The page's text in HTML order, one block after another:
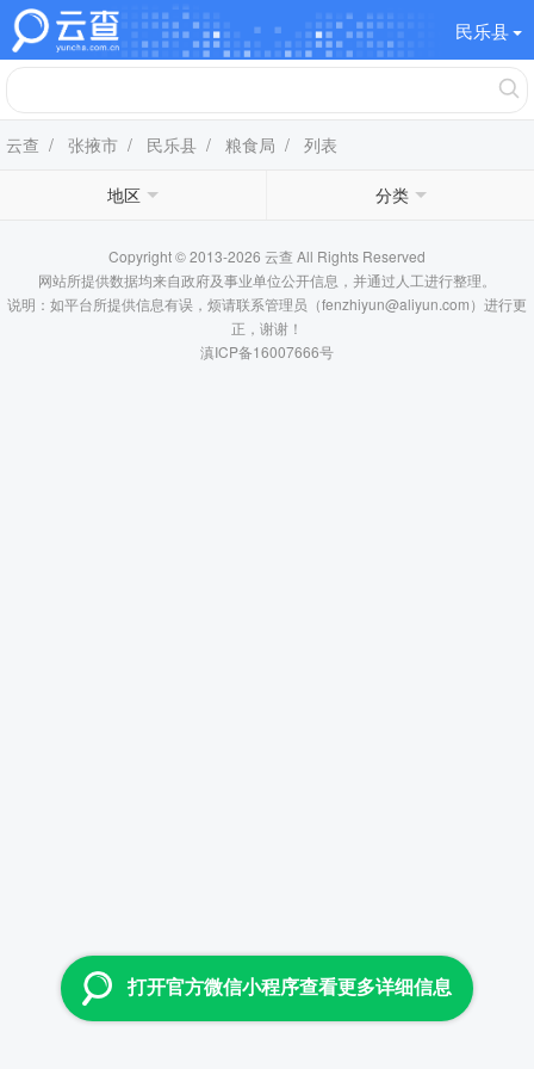
民乐县
云查 / 张掖市 / 民乐县 / 粮食局 / 列表
地区 分类
Copyright © 2013-2026 云查 All Rights Reserved
网站所提供数据均来自政府及事业单位公开信息，并通过人工进行整理。
说明：如平台所提供信息有误，烦请联系管理员（fenzhiyun@aliyun.com）进行更
正，谢谢！
滇ICP备16007666号
打开官方微信小程序查看更多详细信息